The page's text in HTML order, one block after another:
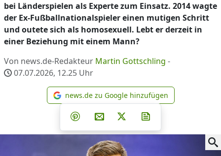
bei Länderspielen als Experte zum Einsatz. 2014 wagte
der Ex-Fußballnationalspieler einen mutigen Schritt
und outete sich als homosexuell. Lebt er derzeit in
einer Beziehung mit einem Mann?
Von news.de-Redakteur Martin Gottschling -
07.07.2026, 12.25 Uhr
news.de zu Google
news.de zu Google hinzufügen
Teilen auf Facebook
Teilen auf Whatsapp
Teilen auf Telegram
Teilen auf Pinterest
Per E-Mail teilen
Post auf X